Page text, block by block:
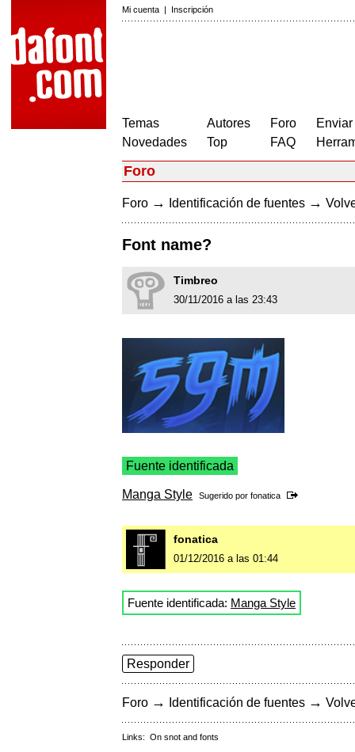
Mi cuenta | Inscripción
Temas
Novedades
Autores
Top
Foro
FAQ
Foro
Foro → Identificación de fuentes →
Font name?
Timbreo
30/11/2016 a las 23:43
Fuente identificada
Manga Style Sugerido por fonatica
fonatica
01/12/2016 a las 01:44
Fuente identificada: Manga Style
Responder
Foro → Identificación de fuentes →
Links: On snot and fonts